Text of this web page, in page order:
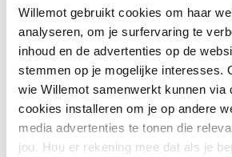
Willemot gebruikt cookies om haar
analyseren, om je surfervaring te
inhoud en de advertenties op de
stemmen op je mogelijke interesses.
wie Willemot samenwerkt kunnen via
cookies installeren om je op andere
media advertenties te tonen die
jou. Hou er rekening mee dat als je
De SFDR heeft duurzaamheidsrisico’s
‘een gebeurtenis of omstandigheid
sociaal (S) of governancegebied (G)
voordoet, een werkelijk of mogelijk
effect op de waarde van de belegging
In het kader van advies voor
beleggingscomponent zet het